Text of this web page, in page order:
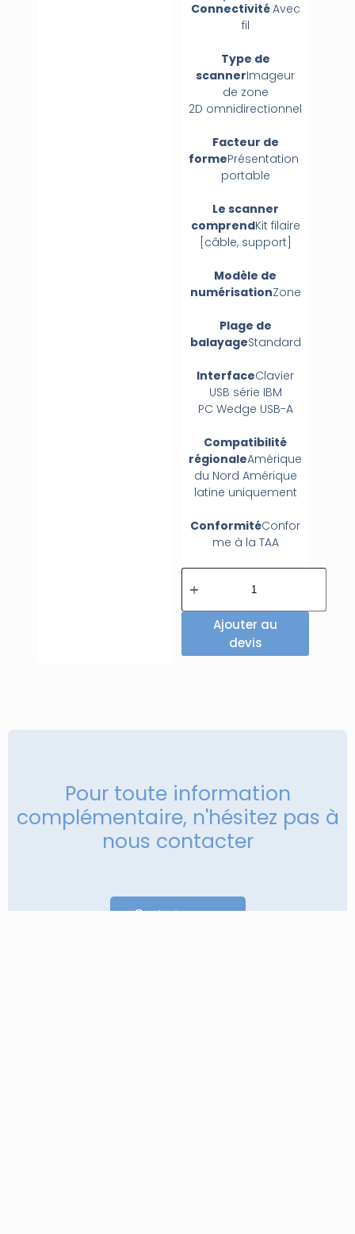
ConnectivitéAvec
fil
Type de
scannerImageur
de zone
2D omnidirectionnel
Facteur de
formePrésentation
portable
Le scanner
comprendKit filaire
[câble, support]
Modèle de
numérisationZone
Plage de
balayageStandard
InterfaceClavier
USB série IBM
PC Wedge USB-A
Compatibilité
régionaleAmérique
du Nord Amérique
latine uniquement
ConformitéConfor
me à la TAA
Ajouter au
devis
Pour toute information
complémentaire, n'hésitez pas à
nous contacter
Contactez nous